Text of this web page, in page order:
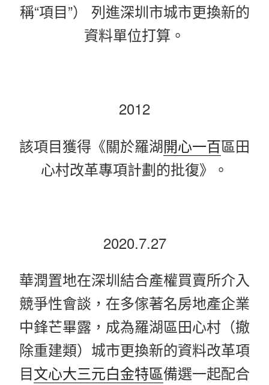
稱“項目”） 列進深圳市城市更換新的
資料單位打算。
2012
該項目獲得《關於羅湖開心一百區田
心村改革專項計劃的批復》。
2020.7.27
華潤置地在深圳結合產權買賣所介入
競爭性會談，在多傢著名房地產企業
中鋒芒畢露，成為羅湖區田心村（撤
除重建類）城市更換新的資料改革項
目文心大三元白金特區備選一起配合